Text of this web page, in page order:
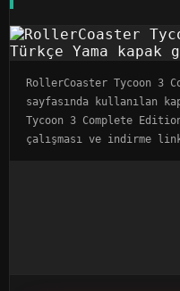
RollerCoaster Tycoon 3
sayfasında kullanılan
Tycoon 3 Complete
çalışması ve indirme